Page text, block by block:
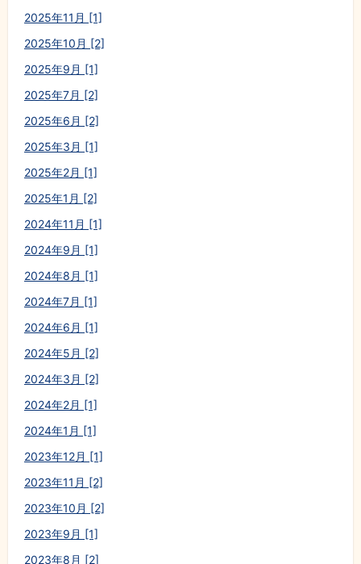
2025年11月 [1]
2025年10月 [2]
2025年9月 [1]
2025年7月 [2]
2025年6月 [2]
2025年3月 [1]
2025年2月 [1]
2025年1月 [2]
2024年11月 [1]
2024年9月 [1]
2024年8月 [1]
2024年7月 [1]
2024年6月 [1]
2024年5月 [2]
2024年3月 [2]
2024年2月 [1]
2024年1月 [1]
2023年12月 [1]
2023年11月 [2]
2023年10月 [2]
2023年9月 [1]
2023年8月 [2]